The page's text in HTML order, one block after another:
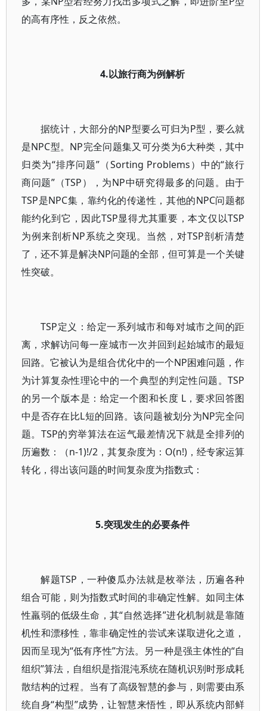
的高有序性，反之依然。
4.以旅行商为例解析
据统计，大部分的NP型要么可归为P型，要么就
是NPC型。NP完全问题集又可分类为6大种类，其中
归类为“排序问题”（Sorting Problems）中的“旅行
商问题”（TSP），为NP中研究得最多的问题。由于
TSP是NPC集，靠约化的传递性，其他的NPC问题都
能约化到它，因此TSP显得尤其重要，本文仅以TSP
为例来剖析NP系统之突现。当然，对TSP剖析清楚
了，还不算是解决NP问题的全部，但可算是一个关键
性突破。
TSP定义：给定一系列城市和每对城市之间的距
离，求解访问每一座城市一次并回到起始城市的最短
回路。它被认为是组合优化中的一个NP困难问题，作
为计算复杂性理论中的一个典型的判定性问题。TSP
的另一个版本是：给定一个图和长度 L，要求回答图
中是否存在比L短的回路。该问题被划分为NP完全问
题。TSP的穷举算法在运气最差情况下就是全排列的
历遍数：（n-1)!/2，其复杂度为：O(n!)，经专家运算
转化，得出该问题的时间复杂度为指数式：
5.突现发生的必要条件
解题TSP，一种傻瓜办法就是枚举法，历遍各种
组合可能，则为指数式时间的非确定性解。如同主体
性羸弱的低级生命，其“自然选择”进化机制就是靠随
机性和漂移性，靠非确定性的尝试来谋取进化之道，
因而呈现为“低有序性”方法。另一种是强主体性的“自
组织”算法，自组织是指混沌系统在随机识别时形成耗
散结构的过程。当有了高级智慧的参与，则需要由系
统自身“构型”成势，让智慧来悟性，即从系统内部鲜